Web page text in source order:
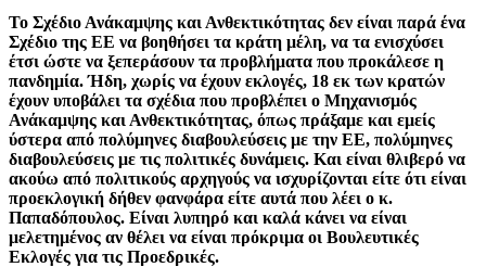
Το Σχέδιο Ανάκαμψης και Ανθεκτικότητας δεν είναι παρά ένα
Σχέδιο της ΕΕ να βοηθήσει τα κράτη μέλη, να τα ενισχύσει
έτσι ώστε να ξεπεράσουν τα προβλήματα που προκάλεσε η
πανδημία. Ήδη, χωρίς να έχουν εκλογές, 18 εκ των κρατών
έχουν υποβάλει τα σχέδια που προβλέπει ο Μηχανισμός
Ανάκαμψης και Ανθεκτικότητας, όπως πράξαμε και εμείς
ύστερα από πολύμηνες διαβουλεύσεις με την ΕΕ, πολύμηνες
διαβουλεύσεις με τις πολιτικές δυνάμεις. Και είναι θλιβερό να
ακούω από πολιτικούς αρχηγούς να ισχυρίζονται είτε ότι είναι
προεκλογική δήθεν φανφάρα είτε αυτά που λέει ο κ.
Παπαδόπουλος. Είναι λυπηρό και καλά κάνει να είναι
μελετημένος αν θέλει να είναι πρόκριμα οι Βουλευτικές
Εκλογές για τις Προεδρικές.